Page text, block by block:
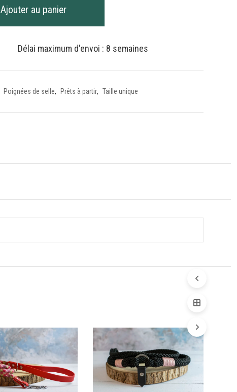
Ajouter au panier
Délai maximum d'envoi : 8 semaines
Poignées de selle, Prêts à partir, Taille unique